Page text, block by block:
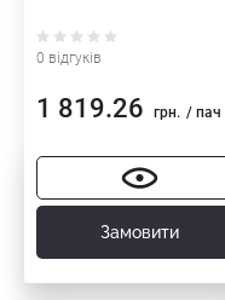
0 відгуків
1 819.26 грн. / пач
Замовити